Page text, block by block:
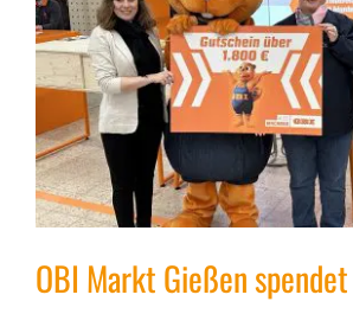
OBI Markt Gießen